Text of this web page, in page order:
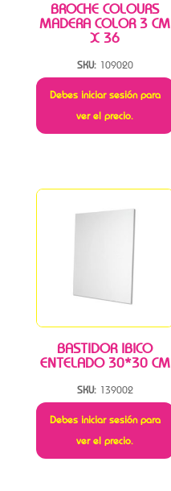
BROCHE COLOURS
MADERA COLOR 3 CM
X 36
SKU: 109020
Debes iniciar sesión para
ver el precio.
BASTIDOR IBICO
ENTELADO 30*30 CM
SKU: 139002
Debes iniciar sesión para
ver el precio.